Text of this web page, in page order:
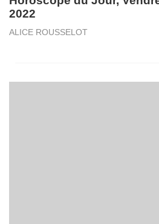
2022
ALICE ROUSSELOT